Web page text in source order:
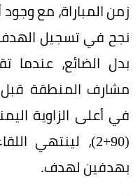
زمن المباراة، مع
نجح في تسجيل
بدل الضائع، عندما
مشارف المنطقة
في أعلى الزاوية
(90+2)، لينتهي
بهدفين لهدف.